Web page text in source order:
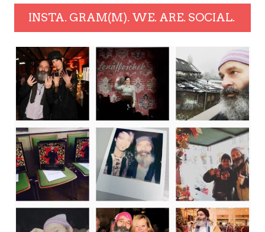
INSTA. GRAM(M). WE. ARE. SOCIAL.